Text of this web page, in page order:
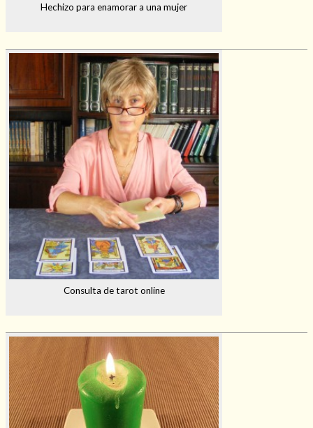
Hechizo para enamorar a una mujer
Consulta de tarot online